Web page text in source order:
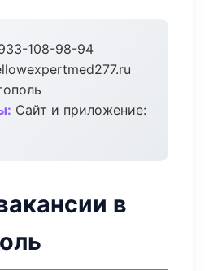
108-98-94
Сайт и приложение:
в